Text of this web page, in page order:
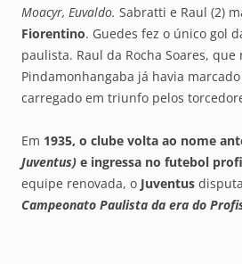
Moacyr, Euvaldo. Sabratti e Raul (2)
Fiorentino. Guedes fez o único gol
paulista. Raul da Rocha Soares,
Pindamonhangaba já havia
carregado em triunfo pelos
Em 1935, o clube volta ao nome
Juventus) e ingressa no futebol p
equipe renovada, o Juventus
Campeonato Paulista da era do